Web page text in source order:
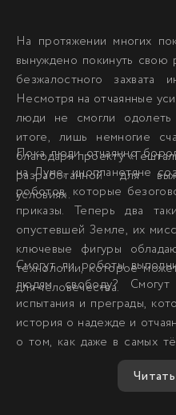
На протяжении многих
вынуждено покинуть свою
безжалостного захвата
Несмотря на отчаянные
люди не смогли
итоге, лишь немногие
благодаря проекту
разработанной для
условиях.
Пока люди отчаянно
на Луне, инопланетяне
роботов, которые
приказы. Теперь два
опустевшей Земле, их
ключевые фигуры
технологии, которое
для человечества.
Смогут ли роботы
людям свободу?
испытания и преграды,
история о надежде и
о том, как даже в самых
свет. Это история о том,
последней надеждой для